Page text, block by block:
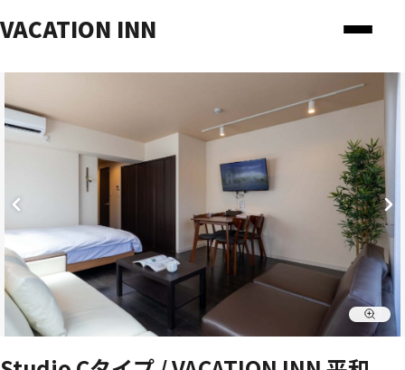
VACATION INN